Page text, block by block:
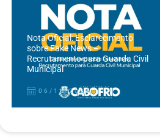
Nota Oficial: Esclarecimento
sobre Fake News –
Recrutamento para Guarda Civil
Municipal
06/12/2024